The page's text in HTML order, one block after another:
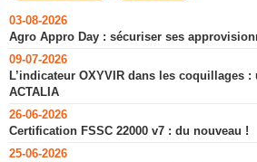
03-08-2026
Agro Appro Day : sécuriser ses
09-07-2026
L’indicateur OXYVIR dans les coquillages
ACTALIA
26-06-2026
Certification FSSC 22000 v7 : du nouveau !
25-06-2026